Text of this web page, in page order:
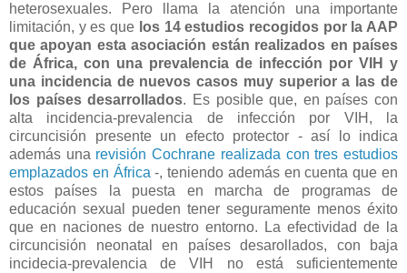
heterosexuales. Pero llama la atención una importante
limitación, y es que los 14 estudios recogidos por la AAP
que apoyan esta asociación están realizados en países
de África, con una prevalencia de infección por VIH y
una incidencia de nuevos casos muy superior a las de
los países desarrollados. Es posible que, en países con
alta incidencia-prevalencia de infección por VIH, la
circuncisión presente un efecto protector - así lo indica
además una revisión Cochrane realizada con tres estudios
emplazados en África-, teniendo además en cuenta que en
estos países la puesta en marcha de programas de
educación sexual pueden tener seguramente menos éxito
que en naciones de nuestro entorno. La efectividad de la
circuncisión neonatal en países desarollados, con baja
incidecia-prevalencia de VIH no está suficientemente